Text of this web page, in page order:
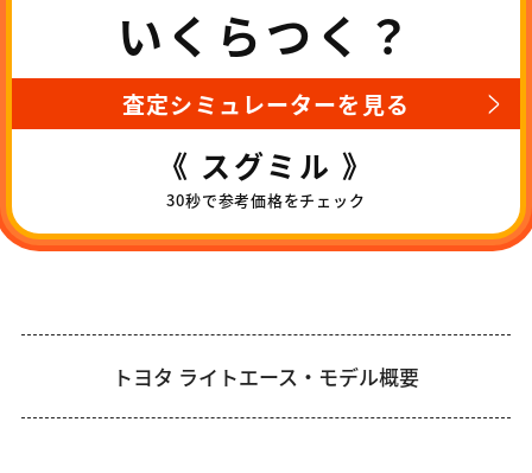
いくらつく？
査定シミュレーターを見る
《 スグミル 》
30秒で参考価格をチェック
トヨタ ライトエース・モデル概要